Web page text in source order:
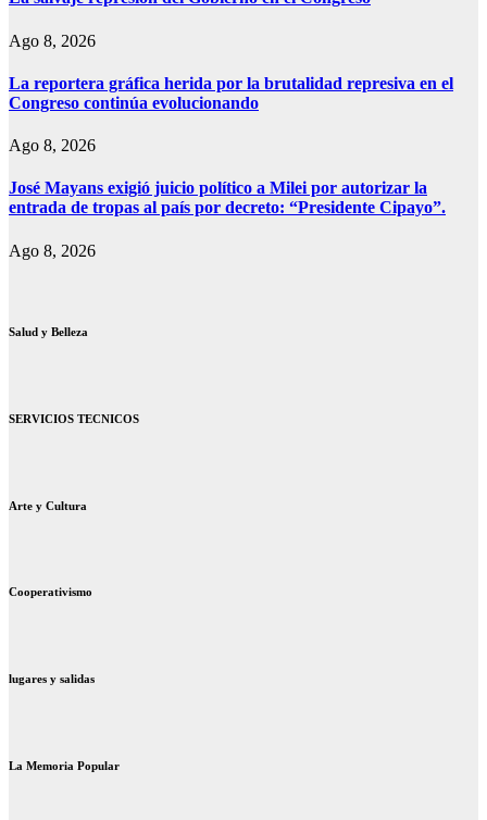
Ago 8, 2026
La reportera gráfica herida por la brutalidad represiva en el
Congreso continúa evolucionando
Ago 8, 2026
José Mayans exigió juicio político a Milei por autorizar la
entrada de tropas al país por decreto: “Presidente Cipayo”.
Ago 8, 2026
Salud y Belleza
SERVICIOS TECNICOS
Arte y Cultura
Cooperativismo
lugares y salidas
La Memoria Popular